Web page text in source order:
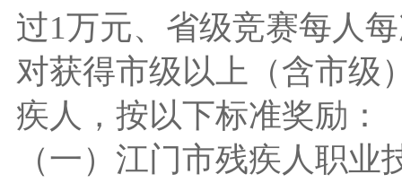
过1万元、省级竞赛每人
对获得市级以上（含市级
疾人，按以下标准奖励：
（一）江门市残疾人职